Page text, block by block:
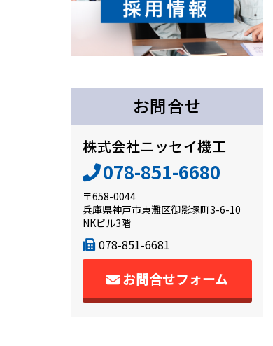
お問合せ
株式会社ニッセイ機工
078-851-6680
〒658-0044
兵庫県神戸市東灘区御影塚町3-6-10
NKビル3階
078-851-6681
お問合せフォーム